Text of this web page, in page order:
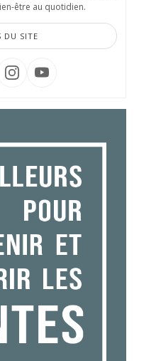
être au quotidien.
DU SITE